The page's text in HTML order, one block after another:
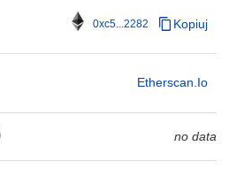
0xc5...2282 Kopiuj
Etherscan.io
no data